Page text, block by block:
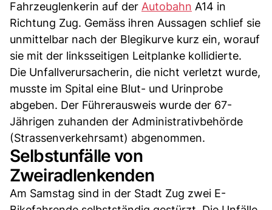
Fahrzeuglenkerin auf der Autobahn A14 in
Richtung Zug. Gemäss ihren Aussagen schlief sie
unmittelbar nach der Blegikurve kurz ein, worauf
sie mit der linksseitigen Leitplanke kollidierte.
Die Unfallverursacherin, die nicht verletzt wurde,
musste im Spital eine Blut- und Urinprobe
abgeben. Der Führerausweis wurde der 67-
Jährigen zuhanden der Administrativbehörde
(Strassenverkehrsamt) abgenommen.
Selbstunfälle von
Zweiradlenkenden
Am Samstag sind in der Stadt Zug zwei E-